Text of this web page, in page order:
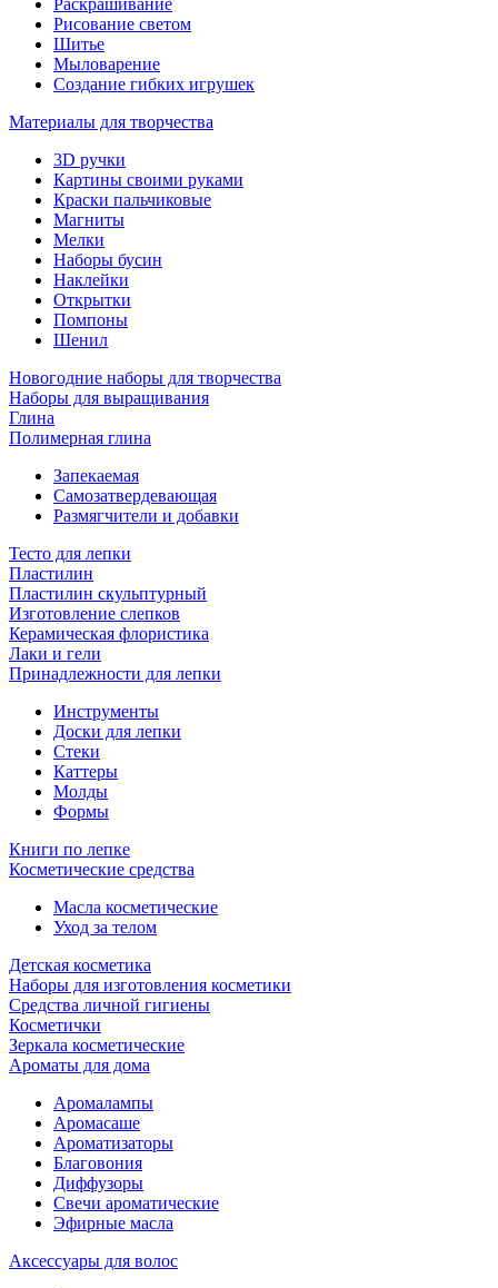
Раскрашивание
Рисование светом
Шитье
Мыловарение
Создание гибких игрушек
Материалы для творчества
3D ручки
Картины своими руками
Краски пальчиковые
Магниты
Мелки
Наборы бусин
Наклейки
Открытки
Помпоны
Шенил
Новогодние наборы для творчества
Наборы для выращивания
Глина
Полимерная глина
Запекаемая
Самозатвердевающая
Размягчители и добавки
Тесто для лепки
Пластилин
Пластилин скульптурный
Изготовление слепков
Керамическая флористика
Лаки и гели
Принадлежности для лепки
Инструменты
Доски для лепки
Стеки
Каттеры
Молды
Формы
Книги по лепке
Косметические средства
Масла косметические
Уход за телом
Детская косметика
Наборы для изготовления косметики
Средства личной гигиены
Косметички
Зеркала косметические
Ароматы для дома
Аромалампы
Аромасаше
Ароматизаторы
Благовония
Диффузоры
Свечи ароматические
Эфирные масла
Аксессуары для волос